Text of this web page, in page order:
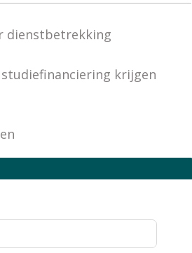
dienstbetrekking
krijgen